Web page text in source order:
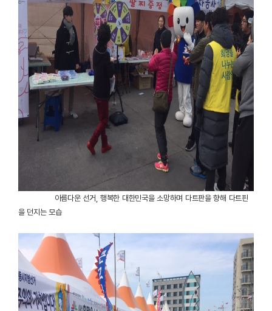
아름다운 선거, 행복한 대한민국을 소망하며 다트판을 향해 다트핀
을 던지는 모습